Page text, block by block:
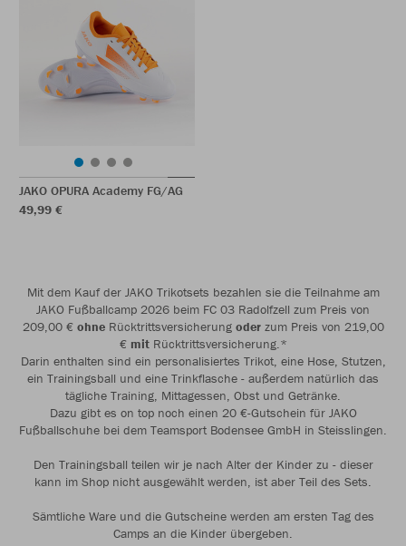
JAKO OPURA Academy FG/AG
49,99 €
Mit dem Kauf der JAKO Trikotsets bezahlen sie die Teilnahme am
JAKO Fußballcamp 2026 beim FC 03 Radolfzell zum Preis von
209,00 € ohneRücktrittsversicherung oderzum Preis von 219,00
€ mitRücktrittsversicherung.*
Darin enthalten sind ein personalisiertes Trikot, eine Hose, Stutzen,
ein Trainingsball und eine Trinkflasche - außerdem natürlich das
tägliche Training, Mittagessen, Obst und Getränke.
Dazu gibt es on top noch einen 20 €-Gutschein für JAKO
Fußballschuhe bei dem Teamsport Bodensee GmbH in Steisslingen.
Den Trainingsball teilen wir je nach Alter der Kinder zu - dieser
kann im Shop nicht ausgewählt werden, ist aber Teil des Sets.
Sämtliche Ware und die Gutscheine werden am ersten Tag des
Camps an die Kinder übergeben.